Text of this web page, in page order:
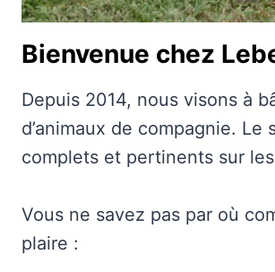
Bienvenue chez
Depuis 2014, nous visons à
d’animaux de compagnie.
complets et pertinents sur
Vous ne savez pas par où
plaire :